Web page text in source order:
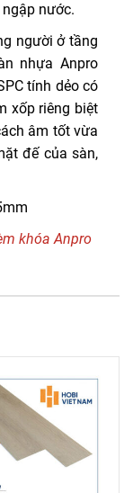
nước.
người ở tầng
nhựa Anpro
tính dẻo có
xốp riêng biệt
âm tốt vừa
đế của sàn,
khóa Anpro